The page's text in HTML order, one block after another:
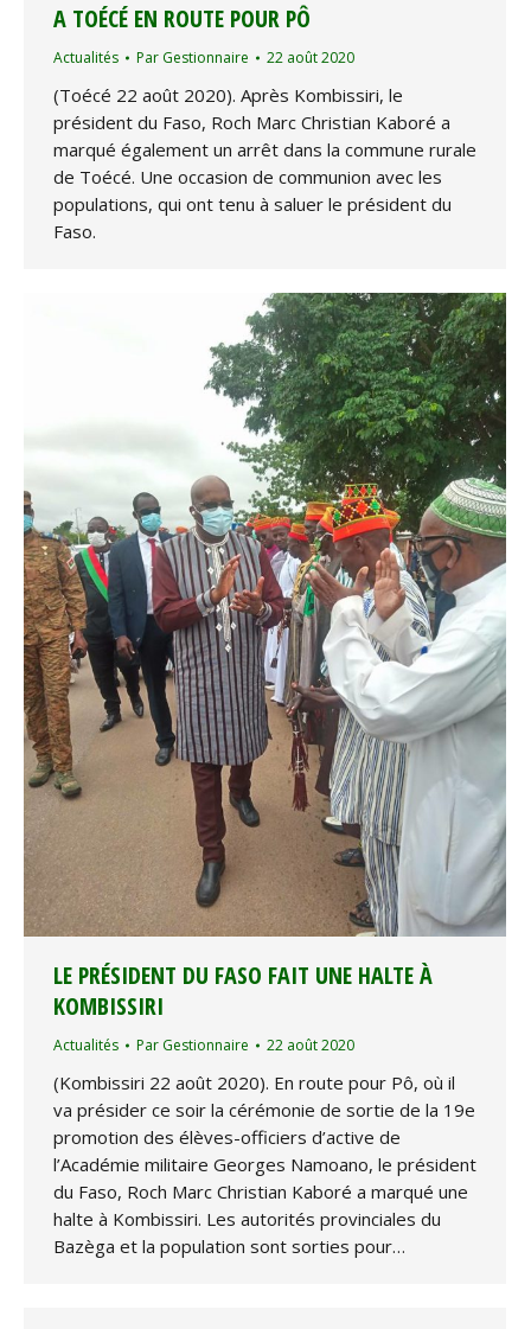
A TOÉCÉ EN ROUTE POUR PÔ
Actualités Par Gestionnaire 22 août 2020
(Toécé 22 août 2020). Après Kombissiri, le
président du Faso, Roch Marc Christian Kaboré a
marqué également un arrêt dans la commune rurale
de Toécé. Une occasion de communion avec les
populations, qui ont tenu à saluer le président du
Faso.
LE PRÉSIDENT DU FASO FAIT UNE HALTE À
KOMBISSIRI
Actualités Par Gestionnaire 22 août 2020
(Kombissiri 22 août 2020). En route pour Pô, où il
va présider ce soir la cérémonie de sortie de la 19e
promotion des élèves-officiers d’active de
l’Académie militaire Georges Namoano, le président
du Faso, Roch Marc Christian Kaboré a marqué une
halte à Kombissiri. Les autorités provinciales du
Bazèga et la population sont sorties pour…